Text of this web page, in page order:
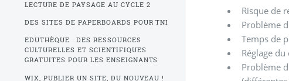
Risque de
Problème
Temps de
Réglage
Problème
LECTURE DE PAYSAGE AU CYCLE 2
DES SITES DE PAPERBOARDS POUR TNI
EDUTHÈQUE : DES RESSOURCES
CULTURELLES ET SCIENTIFIQUES
GRATUITES POUR LES ENSEIGNANTS
WIX, PUBLIER UN SITE, DU NOUVEAU !